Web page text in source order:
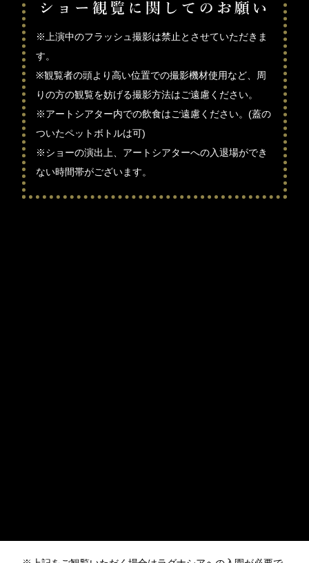
※上演中のフラッシュ撮影は禁止とさせていただきま
す。
※観覧者の頭より高い位置での撮影機材使用など、周
りの方の観覧を妨げる撮影方法はご遠慮ください。
※アートシアター内での飲食はご遠慮ください。(蓋の
ついたペットボトルは可)
※ショーの演出上、アートシアターへの入退場ができ
ない時間帯がございます。